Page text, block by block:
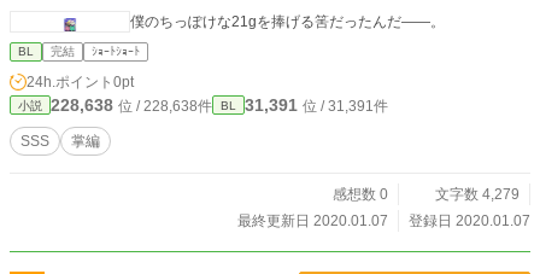
僕のちっぽけな21gを捧げる筈だったんだ――。
BL 完結 ｼｮｰﾄｼｮｰﾄ
24h.ポイント 0pt
小説 228,638 位 / 228,638件 BL 31,391 位 / 31,391件
SSS 掌編
感想数 0
文字数 4,279
最終更新日 2020.01.07
登録日 2020.01.07